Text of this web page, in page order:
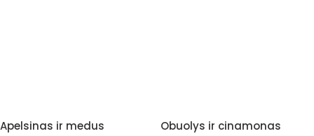
Apelsinas ir medus Obuolys ir cinamonas